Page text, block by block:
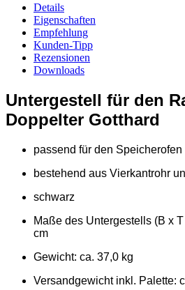
Details
Eigenschaften
Empfehlung
Kunden-Tipp
Rezensionen
Downloads
Untergestell für den
Doppelter Gotthard
passend für den
bestehend aus Vierkantrohr
schwarz
Maße des Untergestells (B x
cm
Gewicht: ca. 37,0 kg
Versandgewicht inkl. Palette: